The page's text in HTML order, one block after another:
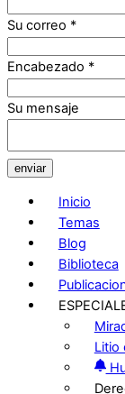
Su correo *
Encabezado *
Su mensaje
enviar
Inicio
Temas
Blog
Biblioteca
Litio